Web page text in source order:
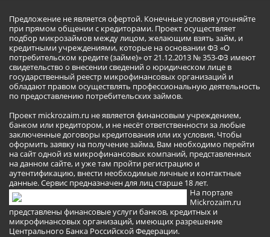
Предложение не является офертой. Конечные условия уточняйте
при прямом общении с кредиторами. Проект осуществляет
подбор микрозаймов между лицом, желающим взять займ, и
кредитными учреждениями, которые на основании ФЗ «О
потребительском кредите (займе)» от 21.12.2013 № 353-ФЗ имеют
свидетельство о внесении сведений о юридическом лице в
государственный реестр микрофинансовых организаций и
обладают правом осуществлять профессиональную деятельность
по предоставлению потребительских займов.
Проект mickrozaim.ru не является финансовым учреждением,
банком или кредитором, и не несёт ответственности за любые
заключенные договоры кредитования или их условия. Чтобы
оформить заявку на получение займа, Вам необходимо перейти
на сайт одной из микрофинансовых компаний, представленных
на данном сайте, и уже там пройти регистрацию и
аутентификацию, внести необходимые личные и контактные
данные. Сервис предназначен для лиц старше 18 лет.
На портале
Mickrozaim.ru
представлены финансовые услуги банков, кредитных и
микрофинансовых организаций, имеющих разрешение
Центрального Банка Российской Федерации.